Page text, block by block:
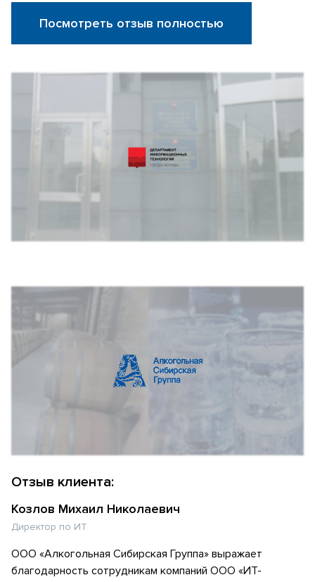
Посмотреть отзыв полностью
Отзыв клиента:
Козлов Михаил Николаевич
Директор по ИТ
ООО «Алкогольная Сибирская Группа» выражает
благодарность сотрудникам компаний ООО «ИТ-